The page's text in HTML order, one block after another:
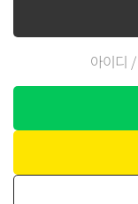
아이디 /